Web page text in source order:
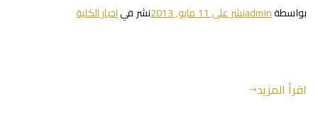
بواسطةadminنشر على11 مايو, 2013 نشر فياخبار الكلية
اقرأ المزيد